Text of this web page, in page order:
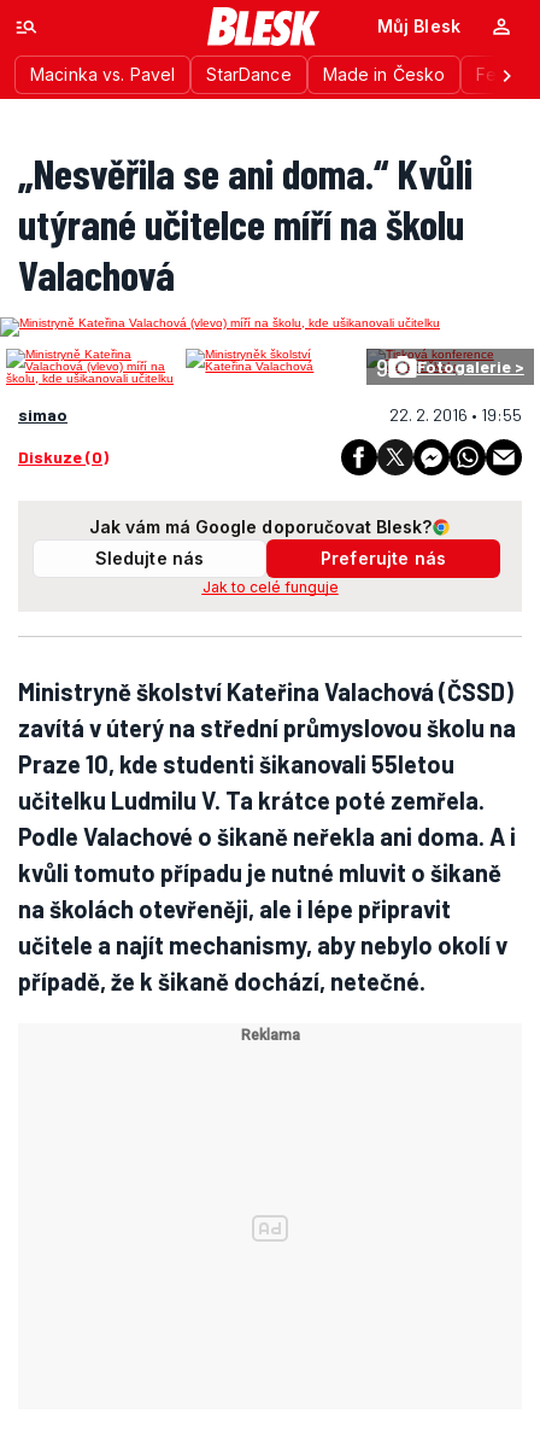
Macinka vs. Pavel StarDance Made in Česko
Můj Blesk
„Nesvěřila se ani doma.“ Kvůli
utýrané učitelce míří na školu
Valachová
9 Fotogalerie >
simao 22. 2. 2016 • 19:55
Diskuze (0)
Jak vám má Google doporučovat Blesk?
Sledujte nás
Preferujte nás
Jak to celé funguje
Ministryně školství Kateřina Valachová (ČSSD)
zavítá v úterý na střední průmyslovou školu na
Praze 10, kde studenti šikanovali 55letou
učitelku Ludmilu V. Ta krátce poté zemřela.
Podle Valachové o šikaně neřekla ani doma. A i
kvůli tomuto případu je nutné mluvit o šikaně
na školách otevřeněji, ale i lépe připravit
učitele a najít mechanismy, aby nebylo okolí v
případě, že k šikaně dochází, netečné.